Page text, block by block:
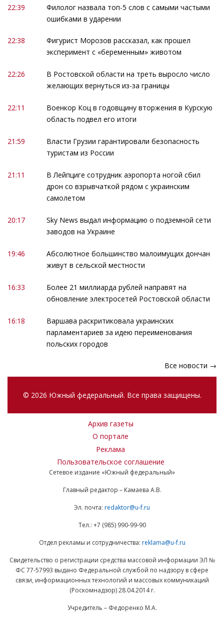
22:39
Филолог назвала топ-5 слов с самыми частыми
ошибками в ударении
22:38
Фигурист Морозов рассказал, как прошел
эксперимент с «беременным» животом
22:26
В Ростовской области на треть выросло число
желающих вернуться из-за границы
22:11
Военкор Коц в годовщину вторжения в Курскую
область подвел его итоги
21:59
Власти Грузии гарантировали безопасность
туристам из России
21:11
В Лейпциге сотрудник аэропорта ногой сбил
дрон со взрывчаткой рядом с украинским
самолетом
20:17
Sky News выдал информацию о подземной сети
заводов на Украине
19:46
Абсолютное большинство малоимущих дончан
живут в сельской местности
16:33
Более 21 миллиарда рублей направят на
обновление электросетей Ростовской области
16:18
Варшава раскритиковала украинских
парламентариев за идею переименования
польских городов
Все новости →
© 2026 Южный федеральный. Все права защищены.
Архив газеты
О портале
Реклама
Пользовательское соглашение
Сетевое издание «Южный федеральный»
Главный редактор – Камаева А.В.
Эл. почта: redaktor@u-f.ru
Тел.: +7 (985) 990-99-90
Отдел рекламы и сотрудничества: reklama@u-f.ru
Свидетельство о регистрации средства массовой информации ЭЛ №
ФС 77-57993 выдано Федеральной службой по надзору в сфере
связи, информационных технологий и массовых коммуникаций
(Роскомнадзор) 28.04.2014 г.
Учредитель – Федоренко М.А.